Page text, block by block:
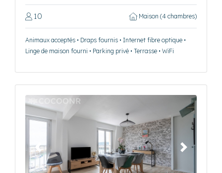
10 Maison (4 chambres)
Animaux acceptés • Draps fournis • Internet fibre optique •
Linge de maison fourni • Parking privé • Terrasse • WiFi
Précédent Suivant